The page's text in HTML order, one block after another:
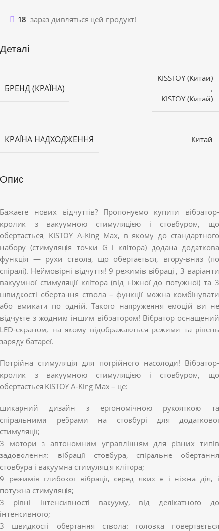
18 зараз дивляться цей продукт!
Деталі
БРЕНД (КРАЇНА)
KISSTOY (Китай)
,
KISTOY (Китай)
КРАЇНА НАДХОДЖЕННЯ Китай
Опис
Бажаєте нових відчуттів? Пропонуємо купити вібратор-
кролик з вакуумною стимуляцією і стовбуром, що
обертається, KISTOY A-King Max, в якому до стандартного
набору (стимуляція точки G і клітора) додана додаткова
функція — рухи ствола, що обертається, вгору-вниз (по
спіралі). Неймовірні відчуття! 9 режимів вібрації, 3 варіанти
вакуумної стимуляції клітора (від ніжної до потужної) та 3
швидкості обертання ствола – функції можна комбінувати
або вмикати по одній. Такого напруження емоцій ви не
відчуєте з жодним іншим вібратором! Вібратор оснащений
LED-екраном, на якому відображаються режими та рівень
заряду батареї.
Потрійна стимуляція для потрійного насолоди! Вібратор-
кролик з вакуумною стимуляцією і стовбуром, що
обертається KISTOY A-King Max – це:
шикарний дизайн з ергономічною рукояткою та
спіральними ребрами на стовбурі для додаткової
стимуляції;
3 мотори з автономним управлінням для різних типів
задоволення: вібрації стовбура, спіральне обертання
стовбура і вакуумна стимуляція клітора;
9 режимів глибокої вібрації, серед яких є і ніжна дія, і
потужна стимуляція;
3 рівні інтенсивності вакууму, від делікатного до
інтенсивного;
3 швидкості обертання ствола: головка повертається